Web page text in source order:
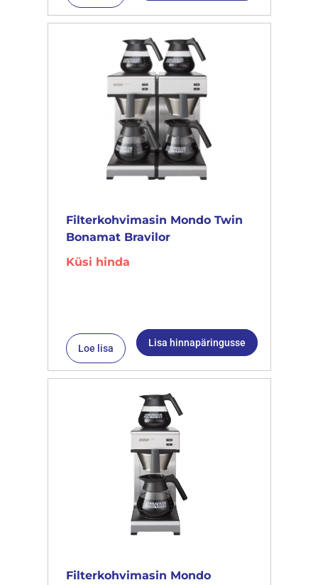
Filterkohvimasin Mondo Twin
Bonamat Bravilor
Küsi hinda
Loe lisa Lisa hinnapäringusse
Filterkohvimasin Mondo